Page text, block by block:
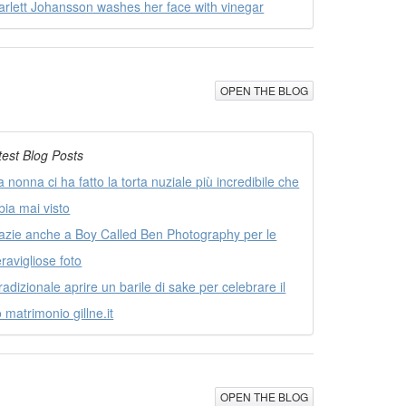
Johansson washes her face with vinegar
OPEN THE BLOG
Blog Posts
nonna ci ha fatto la torta nuziale più incredibile che
mai visto
anche a Boy Called Ben Photography per le
foto
aprire un barile di sake per celebrare il
matrimonio gillne.it
OPEN THE BLOG